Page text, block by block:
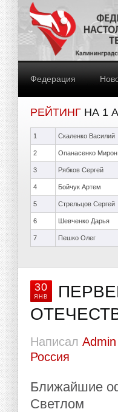
Федерация
РЕЙТИНГ НА 1
1 Скаленко Василий
2 Опанасенко Мирон
3 Рябков Сергей
4 Бойчук Артем
5 Стрельцов Сергей
6 Шевченко Дарья
7 Пешко Олег
30
ЯНВ
Написал Admin
Россия
Ближайшие
Светлом